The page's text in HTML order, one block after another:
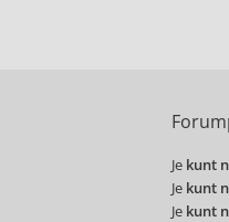
Je kunt
Je kunt
Je kunt